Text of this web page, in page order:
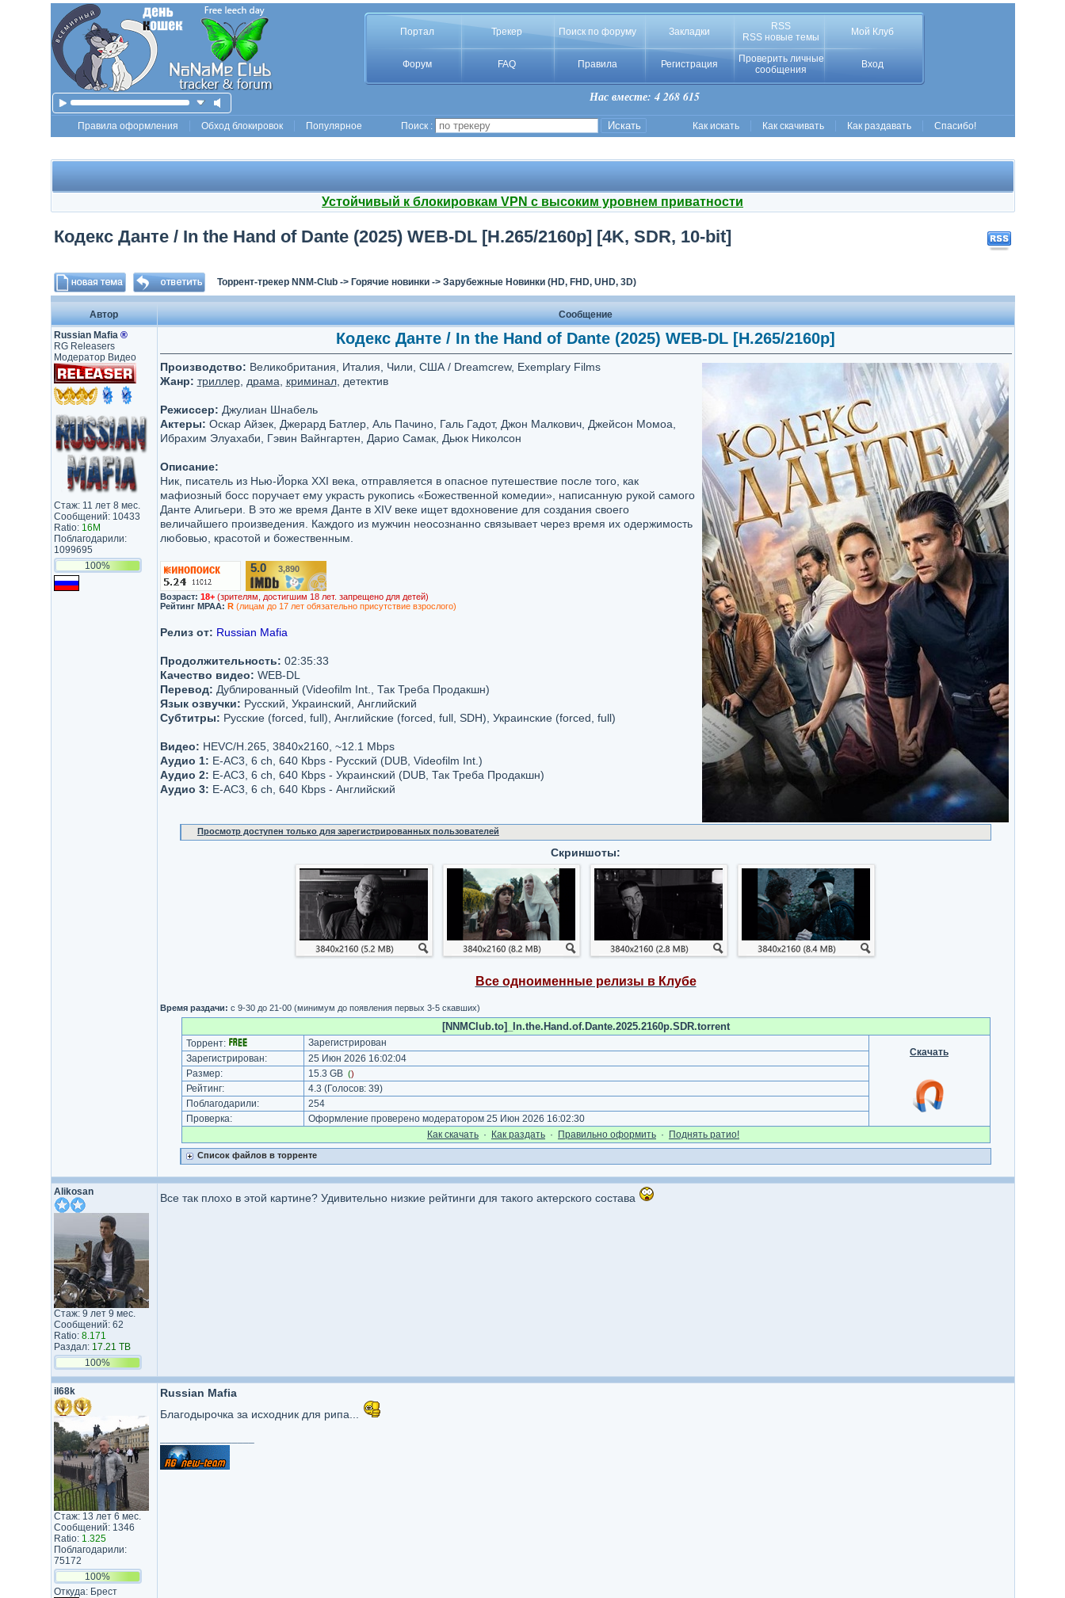
Портал Трекер Поиск по форуму Закладки
RSS
RSS новые темы
Мой Клуб
Форум FAQ Правила Регистрация
Проверить личные
сообщения
Вход
Нас вместе: 4 268 615
Правила оформления Обход блокировок Популярное Поиск : Как искать Как скачивать Как раздавать Спасибо!
Устойчивый к блокировкам VPN с высоким уровнем приватности
Кодекс Данте / In the Hand of Dante (2025) WEB-DL [H.265/2160p] [4K, SDR, 10-bit]
Торрент-трекер NNM-Club-> Горячие новинки-> Зарубежные Новинки (HD, FHD, UHD, 3D)
Автор
Сообщение
Russian Mafia ®
RG Releasers
Модератор Видео
Стаж: 11 лет 8 мес.
Сообщений: 10433
Ratio: 16M
Поблагодарили:
1099695
100%
Кодекс Данте / In the Hand of Dante (2025) WEB-DL [H.265/2160p]
Производство: Великобритания, Италия, Чили, США / Dreamcrew, Exemplary Films
Жанр: триллер, драма криминал, детектив
Режиссер: Джулиан Шнабель
Актеры: Оскар Айзек, Джерард Батлер, Аль Пачино, Галь Гадот, Джон Малкович, Джейсон Момоа,
Ибрахим Элуахаби, Гэвин Вайнгартен, Дарио Самак, Дьюк Николсон
Описание:
Ник, писатель из Нью-Йорка XXI века, отправляется в опасное путешествие после того, как
мафиозный босс поручает ему украсть рукопись «Божественной комедии», написанную рукой самого
Данте Алигьери. В это же время Данте в XIV веке ищет вдохновение для создания своего
величайшего произведения. Каждого из мужчин неосознанно связывает через время их одержимость
любовью, красотой и божественным.
5.0/10 3,890
Возраст: 18+ (зрителям, достигшим 18 лет. запрещено для детей)
Рейтинг MPAA: R(лицам до 17 лет обязательно присутствие взрослого)
Релиз от: Russian Mafia
Продолжительность: 02:35:33
Качество видео: WEB-DL
Перевод: Дублированный (Videofilm Int., Так Треба Продакшн)
Язык озвучки: Русский, Украинский, Английский
Субтитры: Русские (forced, full), Английские (forced, full, SDH), Украинские (forced, full)
Видео: НЕVC/H.265, 3840x2160, ~12.1 Мbps
Аудио 1: E-AC3, 6 ch, 640 Кbps - Русский (DUB, Videofilm Int.)
Аудио 2: E-AC3, 6 ch, 640 Кbps - Украинский (DUB, Так Треба Продакшн)
Аудио 3: E-AC3, 6 ch, 640 Кbps - Английский
Просмотр доступен только для зарегистрированных пользователей
Скриншоты:
Все одноименные релизы в Клубе
Время раздачи: с 9-30 до 21-00 (минимум до появления первых 3-5 скавших)
[NNMClub.to]_In.the.Hand.of.Dante.2025.2160p.SDR.torrent
Торрент:
Зарегистрирован
Скачать
Зарегистрирован:
25 Июн 2026 16:02:04
Размер:
15.3 GB ()
Рейтинг: 4.3 (Голосов: 39)
Поблагодарили:
254
Проверка:
Оформление проверено модератором 25 Июн 2026 16:02:30
Как cкачать · Как раздать · Правильно оформить · Поднять ратио!
Список файлов в торренте
Alikosan
Стаж: 9 лет 9 мес.
Сообщений: 62
Ratio: 8.171
Раздал: 17.21 TB
100%
Все так плохо в этой картине? Удивительно низкие рейтинги для такого актерского состава
il68k
Стаж: 13 лет 6 мес.
Сообщений: 1346
Ratio: 1.325
Поблагодарили:
75172
100%
Откуда: Брест
Russian Mafia
Благодырочка за исходник для рипа...